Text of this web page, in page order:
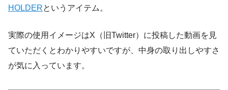
HOLDERというアイテム。
実際の使用イメージはX（旧Twitter）に投稿した動画を見
ていただくとわかりやすいですが、中身の取り出しやすさ
が気に入っています。